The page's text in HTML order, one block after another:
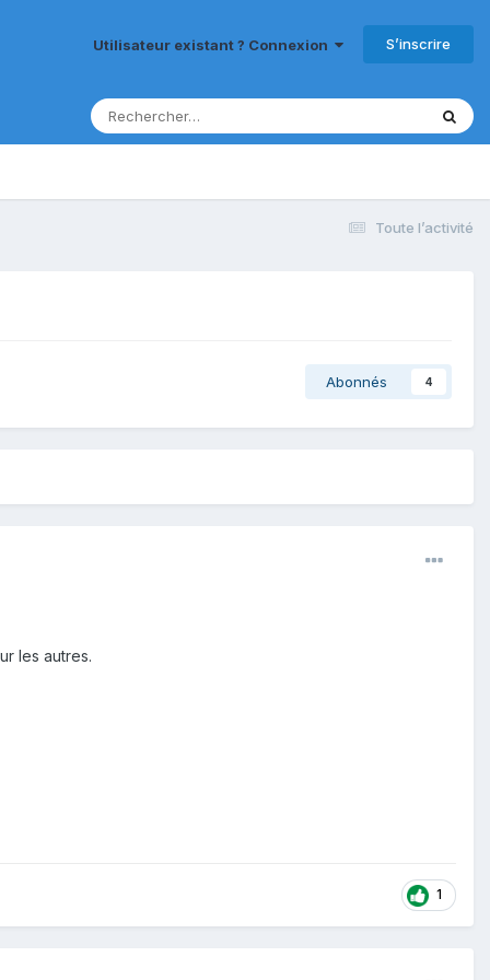
Utilisateur existant ? Connexion S’inscrire
Toute l’activité
Abonnés 4
les autres.
1